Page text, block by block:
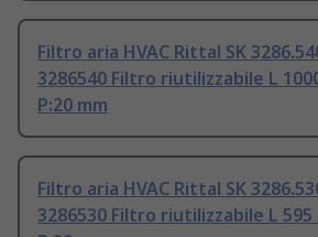
Filtro aria HVAC Rittal SK
3286540 Filtro riutilizzabile L
P:20 mm
Filtro aria HVAC Rittal SK
3286530 Filtro riutilizzabile L 595